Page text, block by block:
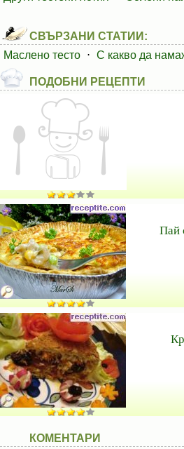
СВЪРЗАНИ СТАТИИ:
Маслено тесто ⋅ С какво да
ПОДОБНИ РЕЦЕПТИ
Пай
КОМЕНТАРИ